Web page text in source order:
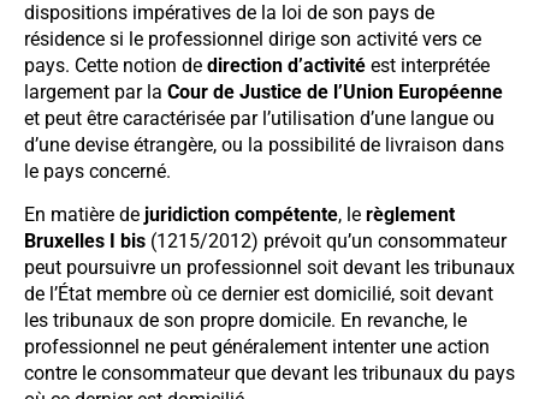
dispositions impératives de la loi de son pays de
résidence si le professionnel dirige son activité vers ce
pays. Cette notion de direction d’activité est interprétée
largement par la Cour de Justice de l’Union Européenne
et peut être caractérisée par l’utilisation d’une langue ou
d’une devise étrangère, ou la possibilité de livraison dans
le pays concerné.
En matière de juridiction compétente, le règlement
Bruxelles I bis (1215/2012) prévoit qu’un consommateur
peut poursuivre un professionnel soit devant les tribunaux
de l’État membre où ce dernier est domicilié, soit devant
les tribunaux de son propre domicile. En revanche, le
professionnel ne peut généralement intenter une action
contre le consommateur que devant les tribunaux du pays